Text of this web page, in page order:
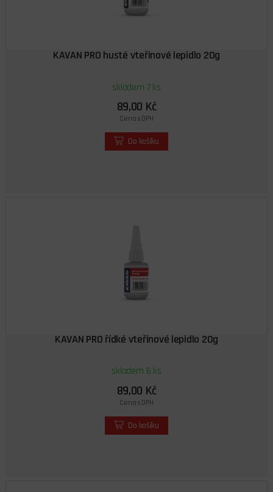
KAVAN PRO husté vteřinové lepidlo 20g
skladem 7 ks
89,00 Kč
Cena s DPH
Do košíku
KAVAN PRO řídké vteřinové lepidlo 20g
skladem 6 ks
89,00 Kč
Cena s DPH
Do košíku